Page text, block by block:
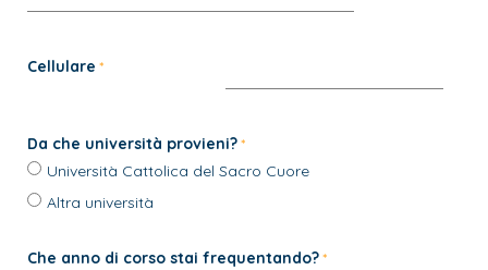
Cellulare
Da che università provieni?
Università Cattolica del Sacro Cuore
Altra università
Che anno di corso stai frequentando?